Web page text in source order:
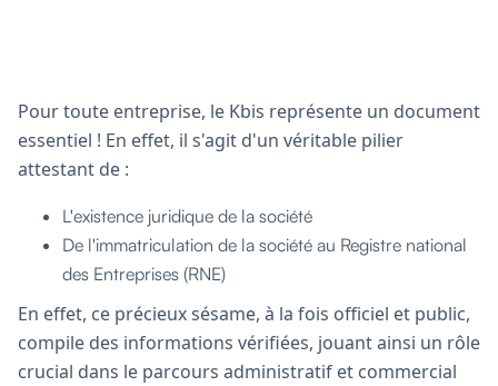
Pour toute entreprise, le Kbis représente un document
essentiel ! En effet, il s'agit d'un véritable pilier
attestant de :
L'existence juridique de la société
De l'immatriculation de la société au Registre national
des Entreprises (RNE)
En effet, ce précieux sésame, à la fois officiel et public,
compile des informations vérifiées, jouant ainsi un rôle
crucial dans le parcours administratif et commercial